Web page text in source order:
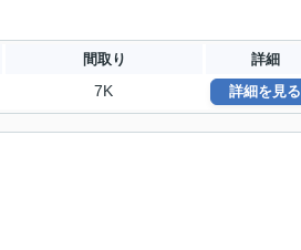
間取り 詳細
7K 詳細を見る